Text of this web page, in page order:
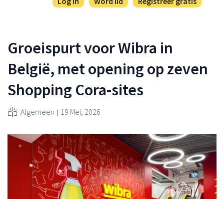
Groeispurt voor Wibra in
België, met opening op zeven
Shopping Cora-sites
Algemeen 19 Mei, 2026